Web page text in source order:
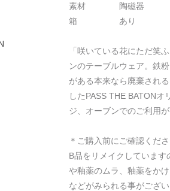
素材 陶磁器
箱 あり
「咲いている花にただ笑
ンのテーブルウェア。鉄
がある本来なら廃棄され
したPASS THE BATON
ジ、オーブンでのご利用が
＊ご購入前にご確認くだ
B品をリメイクしていま
や釉薬のムラ、釉薬をか
などがみられる事がござ